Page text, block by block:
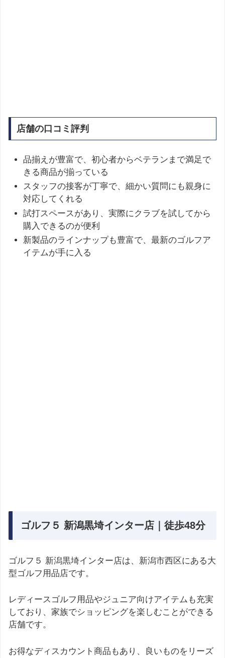
店舗の口コミ評判
品揃えが豊富で、初心者からベテランまで満足で
きる商品が揃っている
スタッフの接客が丁寧で、細かい質問にも親身に
対応してくれる
試打スペースがあり、実際にクラブを試してから
購入できるのが便利
新製品のラインナップも豊富で、最新のゴルフア
イテムが手に入る
ゴルフ５ 新潟黒埼インター店｜徒歩48分
ゴルフ５ 新潟黒埼インター店は、新潟市西区にある大
型ゴルフ用品店です。
レディースゴルフ用品やジュニア向けアイテムも充実
しており、家族でショッピングを楽しむことができる
店舗です。
お得なディスカウント商品もあり、良いものをリーズ